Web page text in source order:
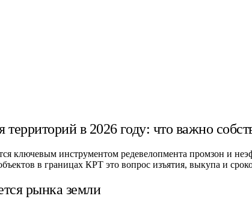
в 2026 году: что важно
ключевым инструментом редевелопмента промзон и
в границах КРТ это вопрос изъятия, выкупа и
рынка земли